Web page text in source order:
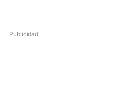
Publicidad